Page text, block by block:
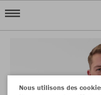
Nous utilisons des